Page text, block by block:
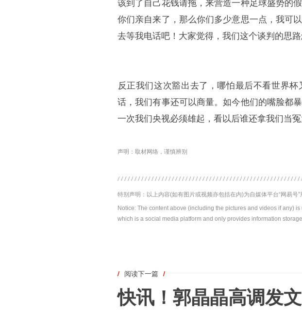
该到了自己花钱请拖，来营造一种足球盛势的
你们亲自来了，那么你们多少意思一点，我可
去等我电话吧！大家觉得，我们这个谈判的思路
反正我们这次豁出去了，哪怕最后不看世界
话，我们有事还可以商量。如今他们的嘴脸都
一次我们央视必须雄起，看以后谁还拿我们当冤
声明：取材网络，谨慎辨别
特别声明：以上内容(如有图片或视频亦包括在内)为自媒体平台“网易号
Notice: The content above (including the pictures and videos if any)
which is a social media platform and only provides information
/ 阅读下一篇 /
快讯！郭晶晶高调发文